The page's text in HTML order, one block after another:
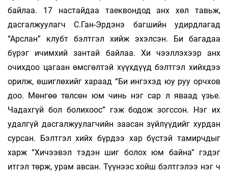
байлаа. 17 настайдаа таеквондод анх хөл тавьж,
дасгалжуулагч С.Ган-Эрдэнэ багшийн удирдлагад
“Арслан” клубт бэлтгэл хийж эхэлсэн. Би багадаа
бүрэг ичимхий зантай байлаа. Хи­ чээллэхээр анх
очихдоо цагаан өмсгөлтэй хүүхдүүд бэлтгэл хийхдээ
орилж, өшиглөхийг хараад “Би ингэхэд юу руу орчхов
доо. Мөнгөө төлсөн юм чинь нэг сар л яваад үзье.
Чадахгүй бол болихоос” гэж бодож зогссон. Нэг их
удалгүй дасгалжуулагчийн заасан зүйлүүдийг хурдан
сурсан. Бэлтгэл хийх бүрдээ хар бүстэй тамирчдыг
харж “Хичээвэл тэдэн шиг болох юм байна” гэдэг
итгэл төрж, урам авсан. Түүнээс хойш бэлтгэлээ нэг ч